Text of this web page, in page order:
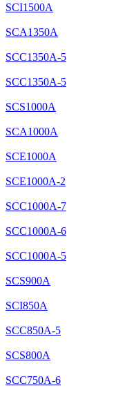
SCI1500A
SCA1350A
SCC1350A-5
SCC1350A-5
SCS1000A
SCA1000A
SCE1000A
SCE1000A-2
SCC1000A-7
SCC1000A-6
SCC1000A-5
SCS900A
SCI850A
SCC850A-5
SCS800A
SCC750A-6